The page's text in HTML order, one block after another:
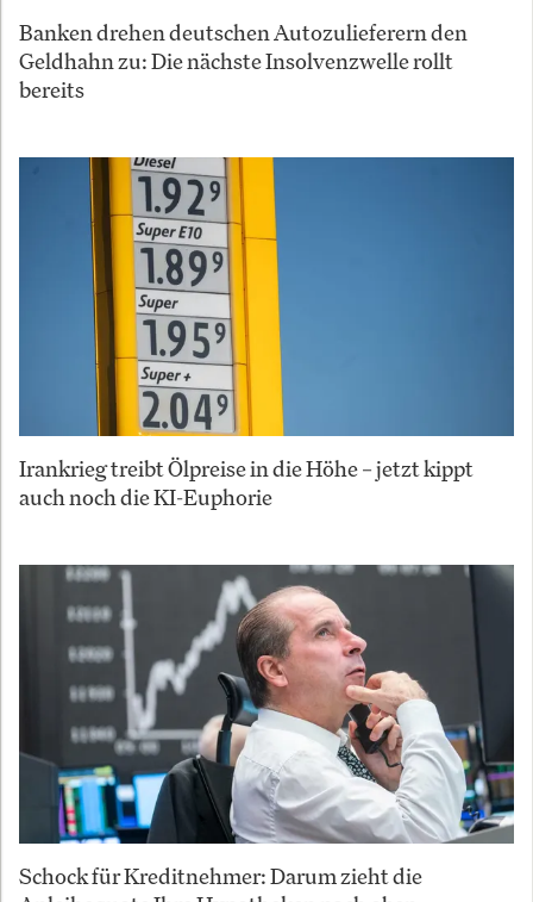
Banken drehen deutschen Autozulieferern den
Geldhahn zu: Die nächste Insolvenzwelle rollt
bereits
Irankrieg treibt Ölpreise in die Höhe – jetzt kippt
auch noch die KI-Euphorie
Schock für Kreditnehmer: Darum zieht die